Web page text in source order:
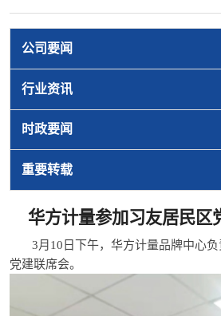
公司要闻
行业资讯
时政要闻
重要转载
华方计量参加习友居民区
3月10日下午，华方计量品牌中心负
党建联席会。